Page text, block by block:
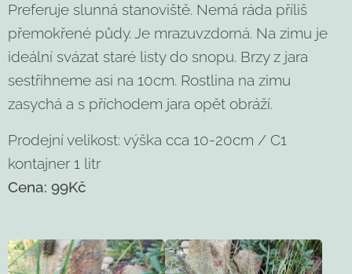
Preferuje slunná stanoviště. Nemá ráda příliš
přemokřené půdy. Je mrazuvzdorná. Na zimu je
ideální svázat staré listy do snopu. Brzy z jara
sestřihneme asi na 10cm. Rostlina na zimu
zasychá a s příchodem jara opět obráží.
Prodejní velikost: výška cca 10-20cm / C1
kontajner 1 litr
Cena: 99Kč